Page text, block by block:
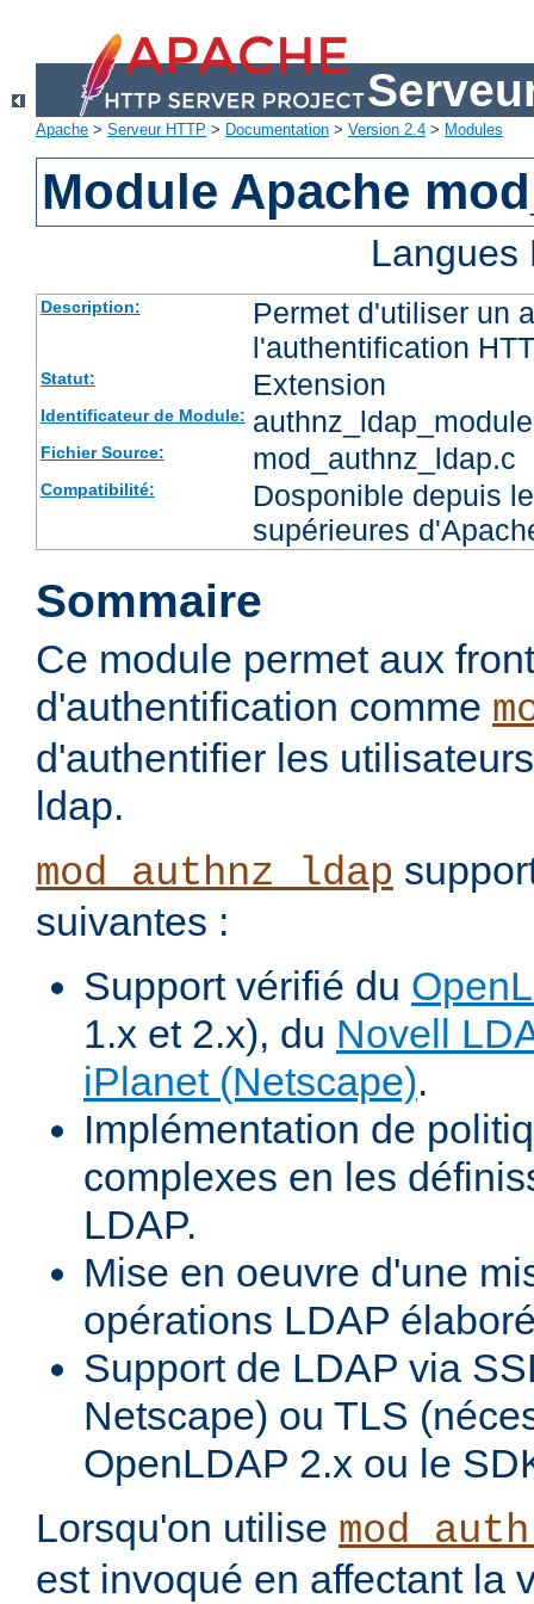
Apache > Serveur HTTP > Documentation > Version 2.4 > Modules
Module Apache
Description:
Permet d'utiliser un
l'authentification
Statut: Extension
Identificateur de Module: authnz_ldap_module
Fichier Source: mod_authnz_ldap.c
Compatibilité:
Dosponible depuis
supérieures
Sommaire
Ce module permet aux
d'authentification comme
d'authentifier les
ldap.
mod_authnz_ldap
suivantes :
Support vérifié du
1.x et 2.x), du Novell
iPlanet (Netscape).
Implémentation de
complexes en les
LDAP.
Mise en oeuvre d'une
opérations LDAP
Support de LDAP via
Netscape) ou TLS
OpenLDAP 2.x ou le
Lorsqu'on utilise
est invoqué en affectant la